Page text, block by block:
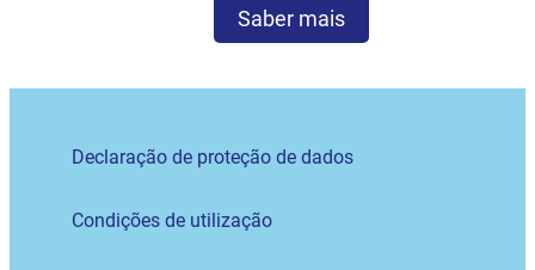
Saber mais
Declaração de proteção de dados
Condições de utilização